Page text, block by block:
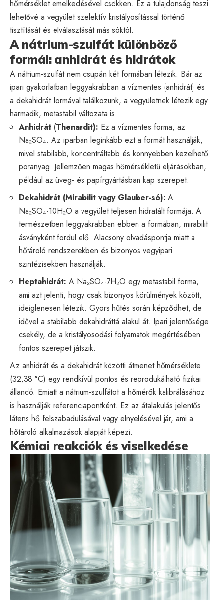
hőmérséklet emelkedésével csökken. Ez a tulajdonság teszi
lehetővé a vegyület szelektív kristályosítással történő
tisztítását és elválasztását más sóktól.
A nátrium-szulfát különböző
formái: anhidrát és hidrátok
A nátrium-szulfát nem csupán két formában létezik. Bár az
ipari gyakorlatban leggyakrabban a vízmentes (anhidrát) és
a dekahidrát formával találkozunk, a vegyületnek létezik egy
harmadik, metastabil változata is.
Anhidrát (Thenardit): Ez a vízmentes forma, az
Na₂SO₄. Az iparban leginkább ezt a formát használják,
mivel stabilabb, koncentráltabb és könnyebben kezelhető
poranyag. Jellemzően magas hőmérsékletű eljárásokban,
például az üveg- és papírgyártásban kap szerepet.
Dekahidrát (Mirabilit vagy Glauber-só): A
Na₂SO₄·10H₂O a vegyület teljesen hidratált formája. A
természetben leggyakrabban ebben a formában, mirabilit
ásványként fordul elő. Alacsony olvadáspontja miatt a
hőtároló rendszerekben és bizonyos vegyipari
szintézisekben használják.
Heptahidrát: A Na₂SO₄·7H₂O egy metastabil forma,
ami azt jelenti, hogy csak bizonyos körülmények között,
ideiglenesen létezik. Gyors hűtés során képződhet, de
idővel a stabilabb dekahidráttá alakul át. Ipari jelentősége
csekély, de a kristályosodási folyamatok megértésében
fontos szerepet játszik.
Az anhidrát és a dekahidrát közötti átmenet hőmérséklete
(32,38 °C) egy rendkívül pontos és reprodukálható fizikai
állandó. Emiatt a nátrium-szulfátot a hőmérők kalibrálásához
is használják referenciapontként. Ez az átalakulás jelentős
látens hő felszabadulásával vagy elnyelésével jár, ami a
hőtároló alkalmazások alapját képezi.
Kémiai reakciók és viselkedése